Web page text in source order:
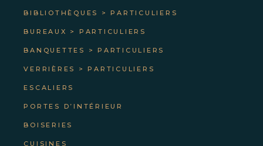
BIBLIOTHÈQUES > PARTICULIERS
BUREAUX > PARTICULIERS
BANQUETTES > PARTICULIERS
VERRIÈRES > PARTICULIERS
ESCALIERS
PORTES D’INTÉRIEUR
BOISERIES
CUISINES